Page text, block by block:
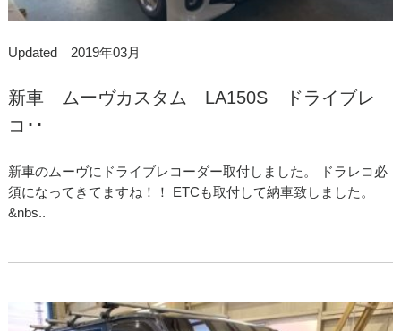
Updated 2019年03月
新車 ムーヴカスタム LA150S ドライブレ
コ･･
新車のムーヴにドライブレコーダー取付しました。 ドラレコ必
須になってきてますね！！ ETCも取付して納車致しました。
&nbs..